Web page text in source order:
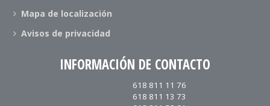
Mapa de localización
Avisos de privacidad
INFORMACIÓN DE CONTACTO
618 811 11 76
618 811 13 73